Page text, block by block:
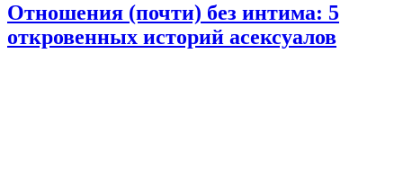
Отношения (почти) без интима: 5
откровенных историй асексуалов